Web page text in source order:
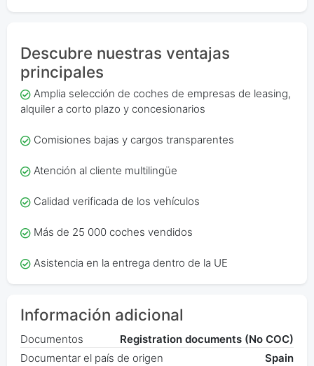
Descubre nuestras ventajas
principales
Amplia selección de coches de empresas de leasing,
alquiler a corto plazo y concesionarios
Comisiones bajas y cargos transparentes
Atención al cliente multilingüe
Calidad verificada de los vehículos
Más de 25 000 coches vendidos
Asistencia en la entrega dentro de la UE
Información adicional
Documentos
Registration documents (No COC)
Documentar el país de origen
Spain